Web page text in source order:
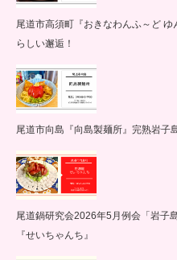
尾道市高須町『おきなわんふ～ど
らしい邂逅！
尾道市向島『向島製麺所』完熟岩子
尾道鍋研究会2026年5月例会「岩子
『せいちゃんち』